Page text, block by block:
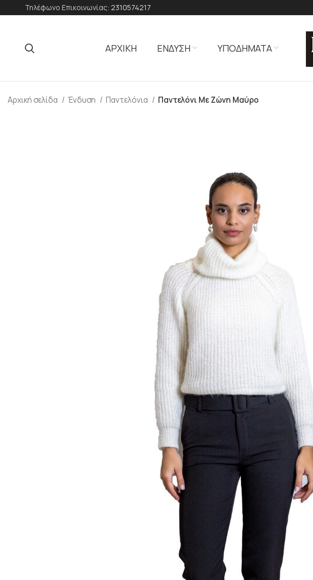
Τηλέφωνο Επικοινωνίας: 2310574217
ΑΡΧΙΚΗ ΕΝΔΥΣΗ ΥΠΟΔΗΜΑΤΑ
Αρχική σελίδα Ένδυση Παντελόνια Παντελόνι Με Ζώνη Mαύρο